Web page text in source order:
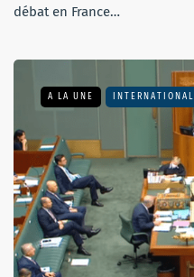
débat en France…
A LA UNE INTERNATIONAL